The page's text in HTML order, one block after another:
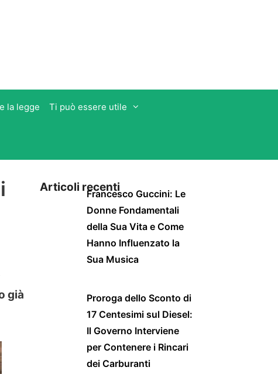
la legge Ti può essere utile
già
Articoli recentiFrancesco Guccini: Le
Donne Fondamentali
della Sua Vita e Come
Hanno Influenzato la
Sua Musica
Proroga dello Sconto di
17 Centesimi sul Diesel:
Il Governo Interviene
per Contenere i Rincari
dei Carburanti